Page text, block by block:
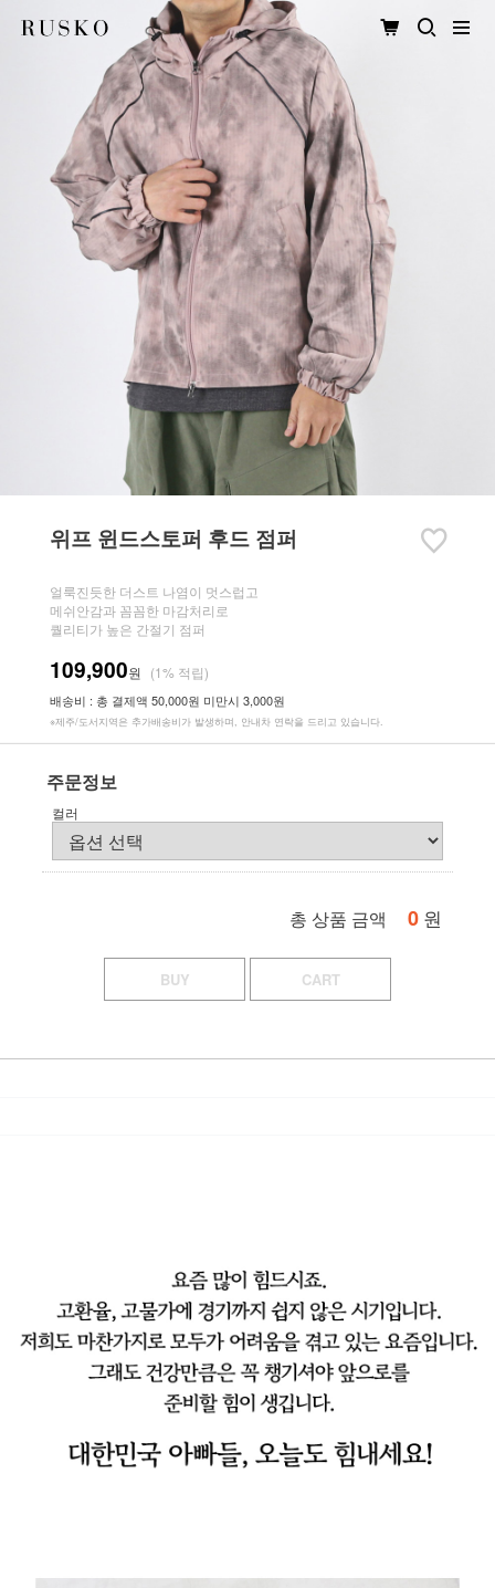
위프 윈드스토퍼 후드 점퍼
얼룩진듯한 더스트 나염이 멋스럽고
메쉬안감과 꼼꼼한 마감처리로
퀄리티가 높은 간절기 점퍼
109,900원 (1% 적립)
배송비 : 총 결제액 50,000원 미만시 3,000원
※제주/도서지역은 추가배송비가 발생하며, 안내차 연락을 드리고 있습니다.
주문정보
컬러
총 상품 금액 0 원
BUY CART